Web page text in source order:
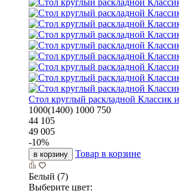
Стол круглый раскладной Классик
1000(1400) 1000 750
44 105
49 005
-10%
в корзину Товар в корзине
Белый (7)
Выберите цвет: